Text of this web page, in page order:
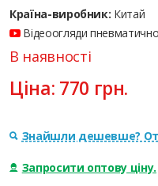
Країна-виробник: Китай
Відеоогляди
В наявності
Ціна: 770 грн.
Знайшли дешевше?
Запросити оптову ціну.